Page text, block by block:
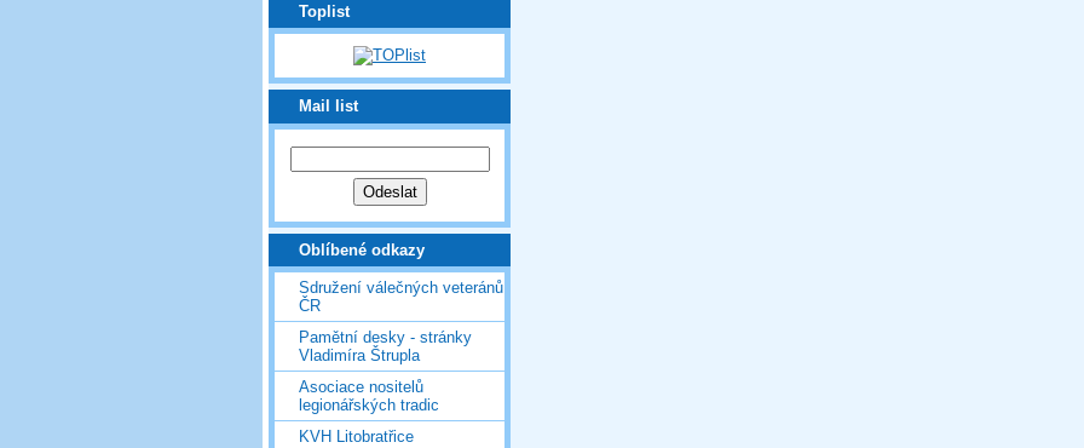
Toplist
Mail list
Oblíbené odkazy
Sdružení válečných veteránů
ČR
Pamětní desky - stránky
Vladimíra Štrupla
Asociace nositelů
legionářských tradic
KVH Litobratřice